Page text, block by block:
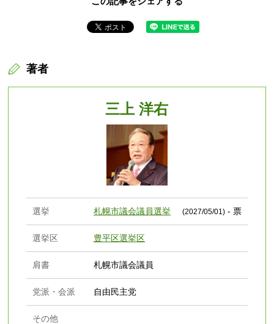
著者
三上 洋右
選挙 札幌市議会議員選挙 (2027/05/01)- 票
選挙区 豊平区選挙区
肩書 札幌市議会議員
党派・会派 自由民主党
その他